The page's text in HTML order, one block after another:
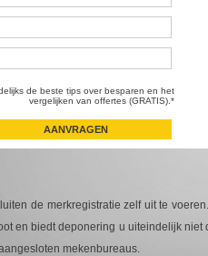
de beste tips over besparen en het
vergelijken van offertes (GRATIS).*
de merkregistratie zelf uit te
en biedt deponering u uiteindelijk
mekenbureaus.